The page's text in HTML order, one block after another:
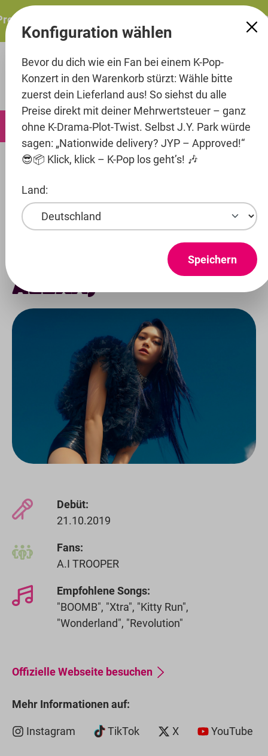
springen
ITZY – ITZY 3RD WORLD TOUR “TUNNEL
0
Artists ZB Label Kim Seri (formerly AleXa)
Produkte ansehen
ALEXA)
Debüt:
21.10.2019
Fans:
A.I TROOPER
Empfohlene Songs:
"BOOMB", "Xtra", "Kitty Run",
"Wonderland", "Revolution"
Offizielle Webseite besuchen
Mehr Informationen auf:
Instagram TikTok X YouTube
Konfiguration wählen
Bevor du dich wie ein Fan bei einem K-Pop-
Konzert in den Warenkorb stürzt: Wähle bitte
zuerst dein Lieferland aus! So siehst du alle
Preise direkt mit deiner Mehrwertsteuer – ganz
ohne K-Drama-Plot-Twist. Selbst J.Y. Park würde
sagen: „Nationwide delivery? JYP – Approved!“
😎📦 Klick, klick – K-Pop los geht’s! 🎶
Land:
Speichern